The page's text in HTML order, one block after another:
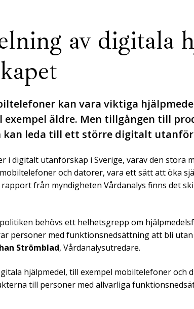
av digitala
kan vara viktiga
äldre. Men tillgången till
kan leda till ett större digitalt
i digitalt utanförskap i Sverige, varav den stora
och datorer, vara ett sätt att öka
från myndigheten Vårdanalys finns det
behövs ett helhetsgrepp om
personer med funktionsnedsättning att bli
Strömblad, Vårdanalysutredare.
hjälpmedel, till exempel mobiltelefoner och
till personer med allvarliga